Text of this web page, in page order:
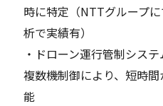
時に特定（NTTグループ
析で実績有）
・ドローン運行管制シス
複数機制御により、短時
能